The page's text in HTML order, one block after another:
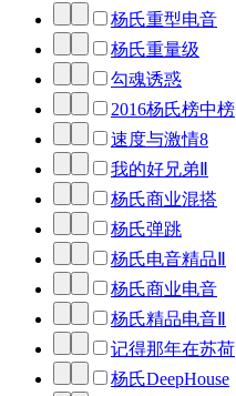
杨氏重型电音
杨氏重量级
勾魂诱惑
2016杨氏榜中榜
速度与激情8
我的好兄弟Ⅱ
杨氏商业混搭
杨氏弹跳
杨氏电音精品Ⅱ
杨氏商业电音
杨氏精品电音Ⅱ
记得那年在苏荷
杨氏DeepHouse